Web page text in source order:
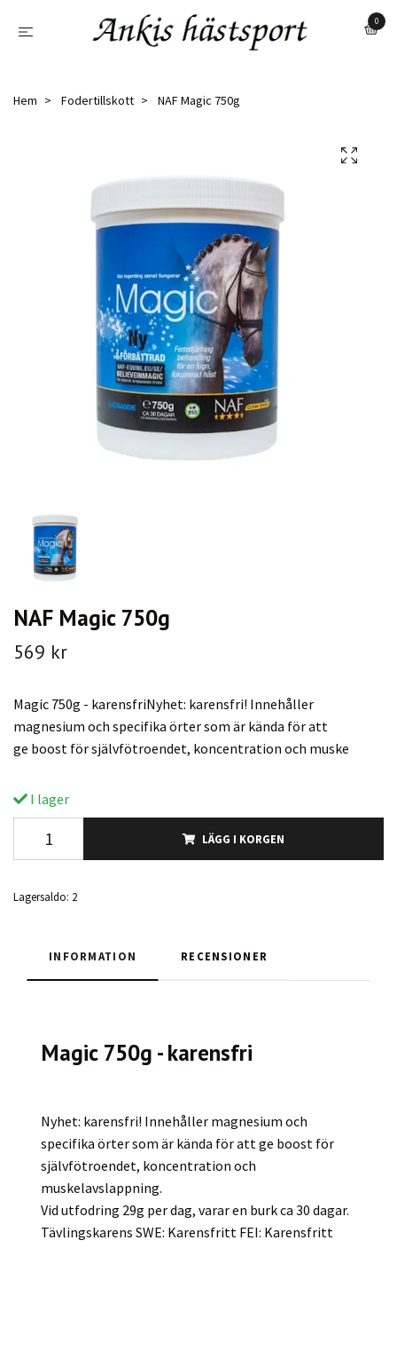
0
Hem Fodertillskott NAF Magic 750g
NAF Magic 750g
569 kr
Magic 750g - karensfriNyhet: karensfri! Innehåller
magnesium och specifika örter som är kända för att
ge boost för självfötroendet, koncentration och muske
I lager
LÄGG I KORGEN
Lagersaldo: 2
INFORMATION RECENSIONER
Magic 750g - karensfri
Nyhet: karensfri! Innehåller magnesium och
specifika örter som är kända för att ge boost för
självfötroendet, koncentration och
muskelavslappning.
Vid utfodring 29g per dag, varar en burk ca 30 dagar.
Tävlingskarens SWE: Karensfritt FEI: Karensfritt